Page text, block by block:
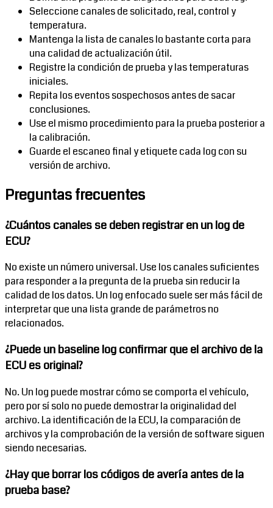
Seleccione canales de solicitado, real, control y
temperatura.
Mantenga la lista de canales lo bastante corta para
una calidad de actualización útil.
Registre la condición de prueba y las temperaturas
iniciales.
Repita los eventos sospechosos antes de sacar
conclusiones.
Use el mismo procedimiento para la prueba posterior a
la calibración.
Guarde el escaneo final y etiquete cada log con su
versión de archivo.
Preguntas frecuentes
¿Cuántos canales se deben registrar en un log de
ECU?
No existe un número universal. Use los canales suficientes
para responder a la pregunta de la prueba sin reducir la
calidad de los datos. Un log enfocado suele ser más fácil de
interpretar que una lista grande de parámetros no
relacionados.
¿Puede un baseline log confirmar que el archivo de la
ECU es original?
No. Un log puede mostrar cómo se comporta el vehículo,
pero por sí solo no puede demostrar la originalidad del
archivo. La identificación de la ECU, la comparación de
archivos y la comprobación de la versión de software siguen
siendo necesarias.
¿Hay que borrar los códigos de avería antes de la
prueba base?